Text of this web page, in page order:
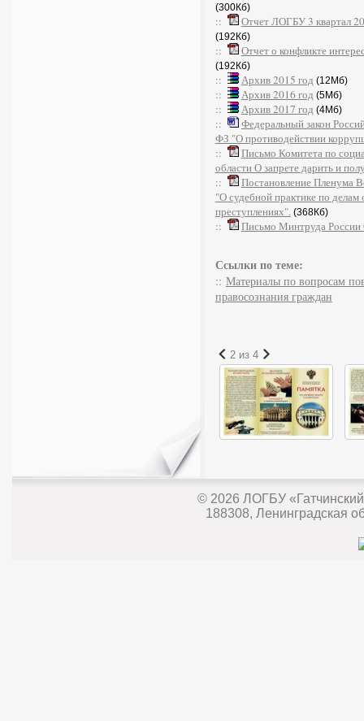
(300Кб)
:: Отчет ЛОГБУ 3 квартал
(192Кб)
:: Отчет о конфликте
(192Кб)
:: Архив 2015 год (12Мб)
:: Архив 2016 год (5Мб)
:: Архив 2017 год (4Мб)
::
Федеральный закон
ФЗ "О противодействии
::
Письмо Комитета по
области О запрете дарить и
::
Постановление Пленума
"О судебной практике по
преступлениях". (368Кб)
:: Письмо Минтруда России
Ссылки по теме:
:: Материалы по вопросам
правосознания граждан
2 из 4
© 2026 ЛОГБУ
188308, Ленинградская